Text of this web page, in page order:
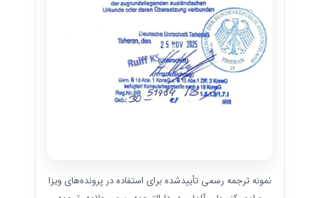
نمونه ترجمه رسمی تأییدشده برای استفاده در پرونده‌های ویزا